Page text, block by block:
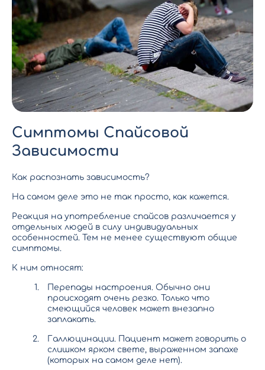
Симптомы Спайсовой
Зависимости
Как распознать зависимость?
На самом деле это не так просто, как кажется.
Реакция на употребление спайсов различается у
отдельных людей в силу индивидуальных
особенностей. Тем не менее существуют общие
симптомы.
К ним относят:
Перепады настроения. Обычно они
происходят очень резко. Только что
смеющийся человек может внезапно
заплакать.
Галлюцинации. Пациент может говорить о
слишком ярком свете, выраженном запахе
(которых на самом деле нет).